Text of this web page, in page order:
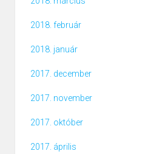
2018. február
2018. január
2017. december
2017. november
2017. október
2017. április